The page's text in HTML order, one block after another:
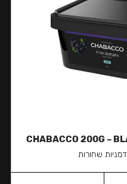
CHABACCO 200G –
שחורות